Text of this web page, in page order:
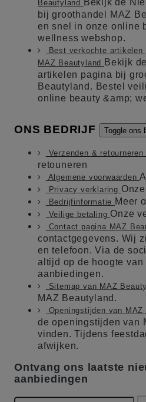
Beautyland
Bekijk de
bij groothandel MAZ
en snel in onze online
wellness webshop.
Best verkochte artikelen
MAZ Beautyland
Bekijk
artikelen pagina bij
Beautyland. Bestel
online beauty &amp;
ONS BEDRIJF Toggle ons
Verzenden & retourneren
retouneren
Algemene voorwaarden
Privacy verklaring
Bedrijfinformatie Meer
Veilige betaling Onze
Contact pagina MAZ
contactgegevens. Wij
en telefoon. Via de
altijd op de hoogte
aanbiedingen.
Sitemap van MAZ
MAZ Beautyland.
Openingstijden van MAZ
de openingstijden van
vinden. Tijdens
afwijken.
Ontvang ons laatste
aanbiedingen